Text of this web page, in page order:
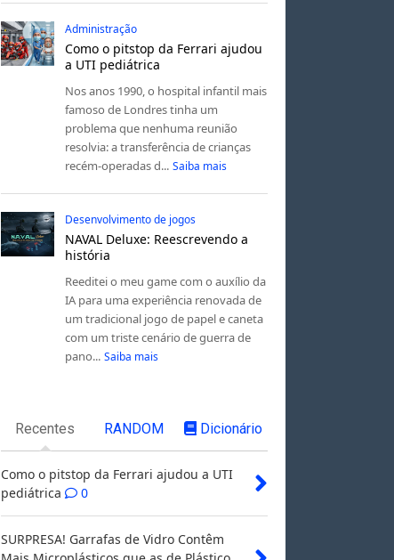
Administração
Como o pitstop da Ferrari ajudou
a UTI pediátrica
Nos anos 1990, o hospital infantil mais
famoso de Londres tinha um
problema que nenhuma reunião
resolvia: a transferência de crianças
recém-operadas d... Saiba mais
Desenvolvimento de jogos
NAVAL Deluxe: Reescrevendo a
história
Reeditei o meu game com o auxílio da
IA para uma experiência renovada de
um tradicional jogo de papel e caneta
com um triste cenário de guerra de
pano... Saiba mais
Recentes RANDOM Dicionário
Como o pitstop da Ferrari ajudou a UTI
pediátrica
0
SURPRESA! Garrafas de Vidro Contêm